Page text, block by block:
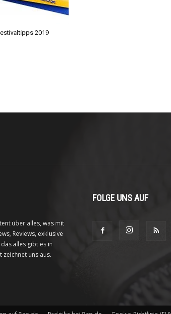
2019
über alles, was mit
Reviews, exklusive
alles gibt es in
zeichnet uns aus.
FOLGE UNS AUF